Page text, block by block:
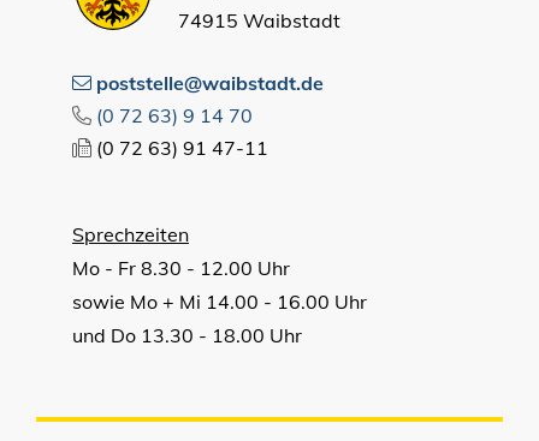
74915 Waibstadt
poststelle@waibstadt.de
(0 72 63) 9 14 70
(0 72 63) 91 47-11
Sprechzeiten
Mo - Fr 8.30 - 12.00 Uhr
sowie Mo + Mi 14.00 - 16.00 Uhr
und Do 13.30 - 18.00 Uhr